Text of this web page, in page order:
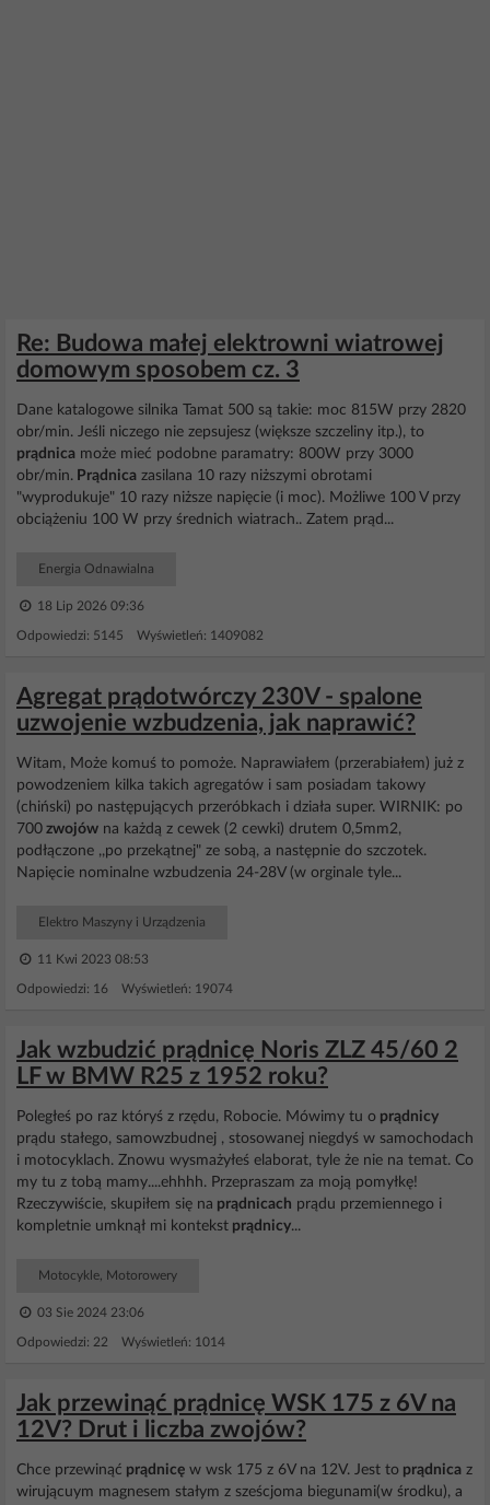
Re: Budowa małej elektrowni wiatrowej
domowym sposobem cz. 3
Dane katalogowe silnika Tamat 500 są takie: moc 815W przy 2820
obr/min. Jeśli niczego nie zepsujesz (większe szczeliny itp.), to
prądnica może mieć podobne paramatry: 800W przy 3000
obr/min. Prądnica zasilana 10 razy niższymi obrotami
"wyprodukuje" 10 razy niższe napięcie (i moc). Możliwe 100 V przy
obciążeniu 100 W przy średnich wiatrach.. Zatem prąd...
Energia Odnawialna
18 Lip 2026 09:36
Odpowiedzi: 5145 Wyświetleń: 1409082
Agregat prądotwórczy 230V - spalone
uzwojenie wzbudzenia, jak naprawić?
Witam, Może komuś to pomoże. Naprawiałem (przerabiałem) już z
powodzeniem kilka takich agregatów i sam posiadam takowy
(chiński) po następujących przeróbkach i działa super. WIRNIK: po
700 zwojów na każdą z cewek (2 cewki) drutem 0,5mm2,
podłączone ,,po przekątnej" ze sobą, a następnie do szczotek.
Napięcie nominalne wzbudzenia 24-28V (w orginale tyle...
Elektro Maszyny i Urządzenia
11 Kwi 2023 08:53
Odpowiedzi: 16 Wyświetleń: 19074
Jak wzbudzić prądnicę Noris ZLZ 45/60 2
LF w BMW R25 z 1952 roku?
Poległeś po raz któryś z rzędu, Robocie. Mówimy tu o prądnicy
prądu stałego, samowzbudnej , stosowanej niegdyś w samochodach
i motocyklach. Znowu wysmażyłeś elaborat, tyle że nie na temat. Co
my tu z tobą mamy....ehhhh. Przepraszam za moją pomyłkę!
Rzeczywiście, skupiłem się na prądnicach prądu przemiennego i
kompletnie umknął mi kontekst prądnicy...
Motocykle, Motorowery
03 Sie 2024 23:06
Odpowiedzi: 22 Wyświetleń: 1014
Jak przewinąć prądnicę WSK 175 z 6V na
12V? Drut i liczba zwojów?
Chce przewinąć prądnicę w wsk 175 z 6V na 12V. Jest to prądnica z
wirującuym magnesem stałym z sześcjoma biegunami(w środku), a